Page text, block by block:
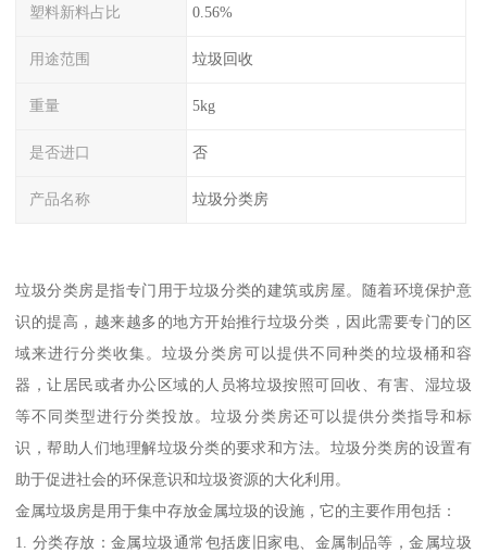
塑料新料占比 0.56%
用途范围 垃圾回收
重量 5kg
是否进口 否
产品名称 垃圾分类房
垃圾分类房是指专门用于垃圾分类的建筑或房屋。随着环境保护意
识的提高，越来越多的地方开始推行垃圾分类，因此需要专门的区
域来进行分类收集。垃圾分类房可以提供不同种类的垃圾桶和容
器，让居民或者办公区域的人员将垃圾按照可回收、有害、湿垃圾
等不同类型进行分类投放。垃圾分类房还可以提供分类指导和标
识，帮助人们地理解垃圾分类的要求和方法。垃圾分类房的设置有
助于促进社会的环保意识和垃圾资源的大化利用。
金属垃圾房是用于集中存放金属垃圾的设施，它的主要作用包括：
1. 分类存放：金属垃圾通常包括废旧家电、金属制品等，金属垃圾